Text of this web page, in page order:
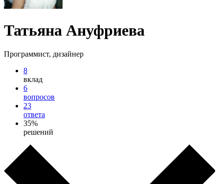
Татьяна Ануфриева
Программист, дизайнер
8
вклад
6
вопросов
23
ответа
35%
решений